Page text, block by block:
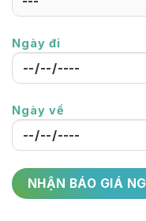
Ngày đi
Ngày về